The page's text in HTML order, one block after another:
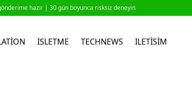
hazır | 30 gün boyunca risksiz deneyin
ISLETME TECHNEWS ILETISIM